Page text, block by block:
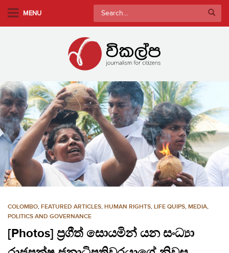
m
a
i
n
c
e
MENU
Search
for:
COLOMBO, FEATURED ARTICLES, HUMAN RIGHTS, LIFE QUIPS, MEDIA,
POLITICS AND GOVERNANCE
[Photos] ප්‍රගීත් සොයමින් යන සංධ්‍යා